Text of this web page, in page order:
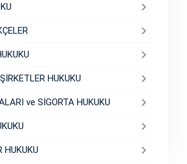
HUKUKU
ve SİGORTA HUKUKU
HUKUKU